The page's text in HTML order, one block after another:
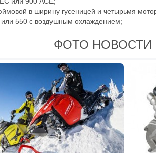
в ширину гусеницей и четырьмя
550 с воздушным охлаждением;
ФОТО НОВОСТИ